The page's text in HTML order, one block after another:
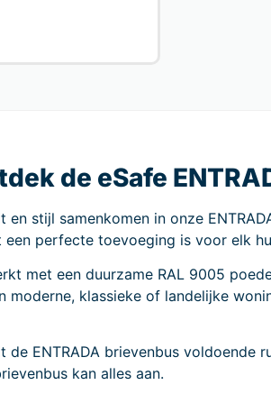
de eSafe
stijl samenkomen in onze
perfecte toevoeging is voor elk
met een duurzame RAL 9005
moderne, klassieke of landelijke
ENTRADA brievenbus
kan alles aan.